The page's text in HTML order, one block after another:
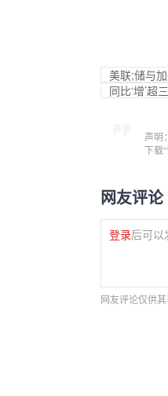
美联;储与
同比‘增’超
声明
下载
网友评论
登录后可以
网友评论仅供